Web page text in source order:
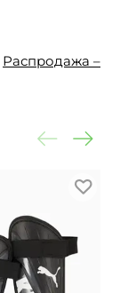
Распродажа –